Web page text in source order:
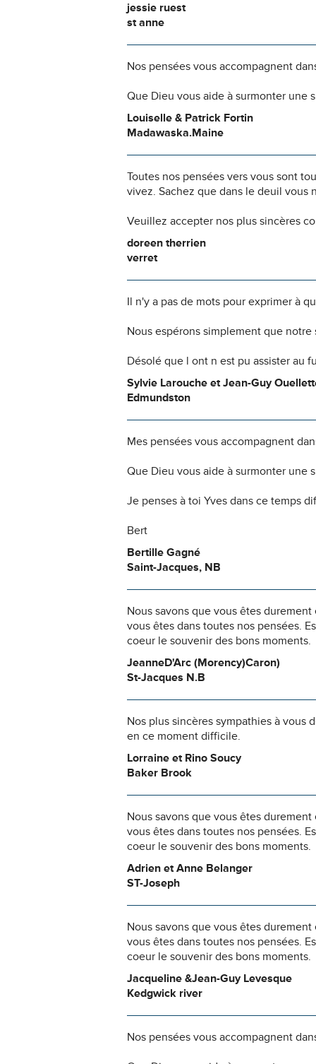
jessie ruest
st anne
Nos pensées vous accompagnent
Que Dieu vous aide à surmonter une
Louiselle & Patrick Fortin
Madawaska.Maine
Toutes nos pensées vers vous sont
vivez. Sachez que dans le deuil vous
Veuillez accepter nos plus sincères
doreen therrien
verret
Il n'y a pas de mots pour exprimer à
Nous espérons simplement que
Désolé que l ont n est pu assister au
Sylvie Larouche et Jean-Guy
Edmundston
Mes pensées vous accompagnent
Que Dieu vous aide à surmonter une
Je penses à toi Yves dans ce temps
Bert
Bertille Gagné
Saint-Jacques, NB
Nous savons que vous êtes
vous êtes dans toutes nos pensées.
coeur le souvenir des bons moments.
JeanneD'Arc (Morency)Caron)
St-Jacques N.B
Nos plus sincères sympathies à vous
en ce moment difficile.
Lorraine et Rino Soucy
Baker Brook
Nous savons que vous êtes
vous êtes dans toutes nos pensées.
coeur le souvenir des bons moments.
Adrien et Anne Belanger
ST-Joseph
Nous savons que vous êtes
vous êtes dans toutes nos pensées.
coeur le souvenir des bons moments.
Jacqueline &Jean-Guy Levesque
Kedgwick river
Nos pensées vous accompagnent